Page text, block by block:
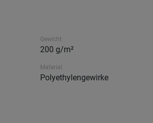
Gewicht
200 g/m²
Material
Polyethylengewirke